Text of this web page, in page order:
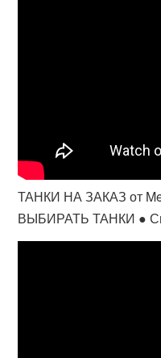
ТАНКИ НА ЗАКАЗ от
ВЫБИРАТЬ ТАНКИ ●